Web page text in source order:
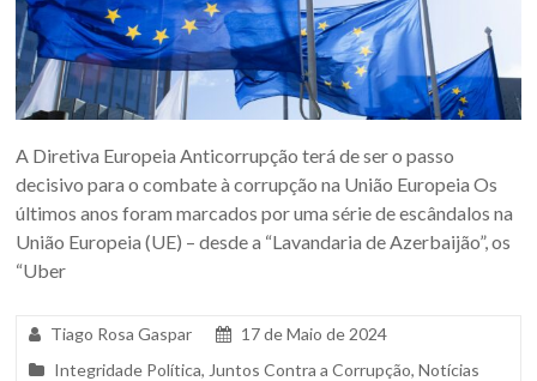
A Diretiva Europeia Anticorrupção terá de ser o passo
decisivo para o combate à corrupção na União Europeia Os
últimos anos foram marcados por uma série de escândalos na
União Europeia (UE) – desde a “Lavandaria de Azerbaijão”, os
“Uber
Tiago Rosa Gaspar
17 de Maio de 2024
Integridade Política, Juntos Contra a Corrupção,Notícias